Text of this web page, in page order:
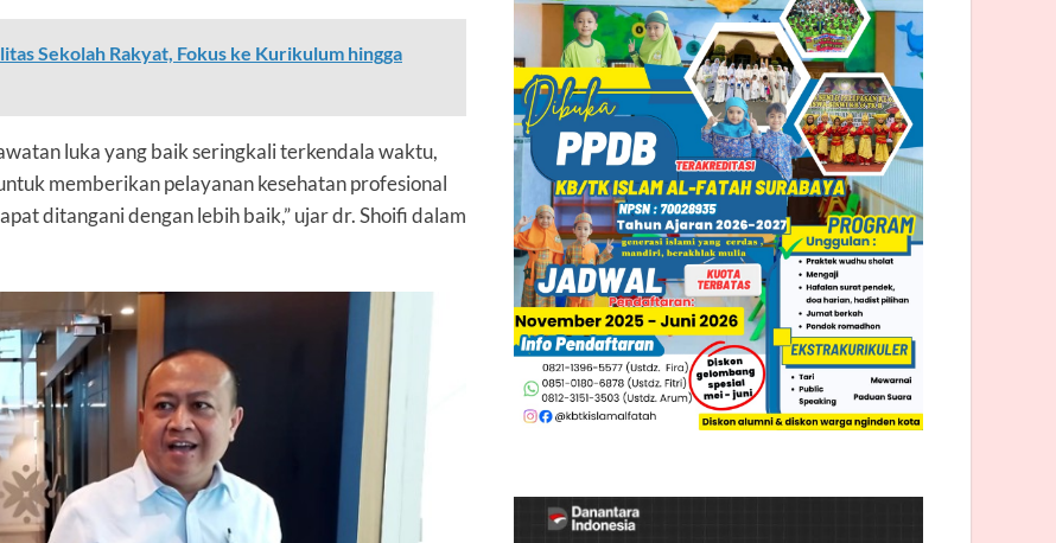
Sekolah Rakyat, Fokus ke Kurikulum hingga
luka yang baik seringkali terkendala waktu,
memberikan pelayanan kesehatan profesional
ditangani dengan lebih baik,” ujar dr. Shoifi dalam